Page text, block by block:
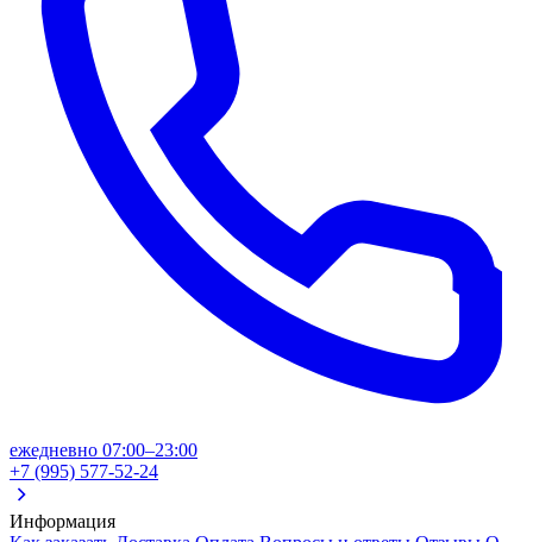
ежедневно 07:00–23:00
+7 (995) 577-52-24
Информация